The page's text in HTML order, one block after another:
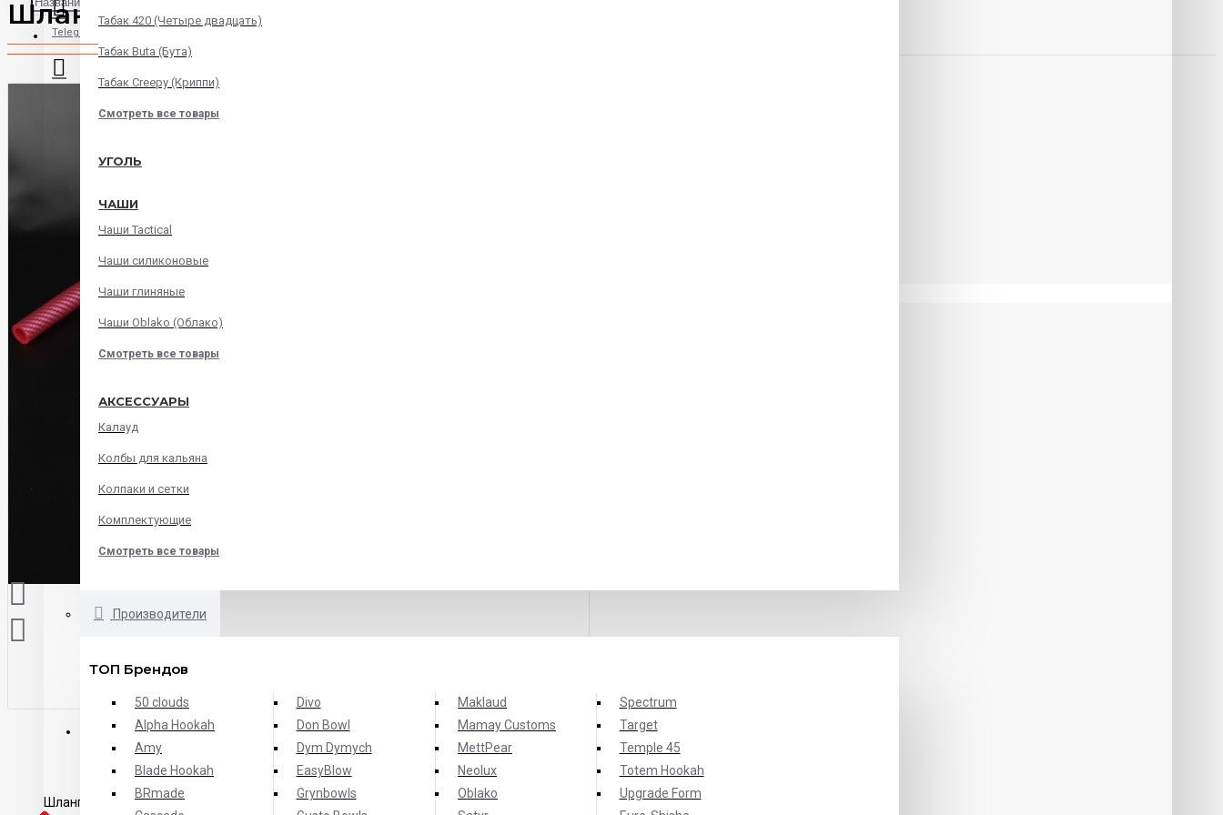
Telegram
Instagram
В корзине пусто!
Табак 420 (Четыре двадцать)
Табак Buta (Бута)
Табак Creepy (Криппи)
Смотреть все товары
УГОЛЬ
ЧАШИ
Чаши Tactical
Чаши силиконовые
Чаши глиняные
Чаши Oblako (Облако)
Смотреть все товары
АКСЕССУАРЫ
Калауд
Колбы для кальяна
Колпаки и сетки
Комплектующие
Смотреть все товары
Производители
ТОП Брендов
50 clouds
Alpha Hookah
Amy
Blade Hookah
BRmade
Divo
Don Bowl
Dym Dymych
EasyBlow
Grynbowls
Maklaud
Mamay Customs
MettPear
Neolux
Oblako
Spectrum
Target
Temple 45
Totem Hookah
Upgrade Form
Шланг силиконовый Карбон RED
ОПИСАНИЕ ХАРАКТЕРИСТИКИ ОТЗЫВЫ
Шланг силиконовый Карбон изготовлен из высококачественного силикона, который позволяет